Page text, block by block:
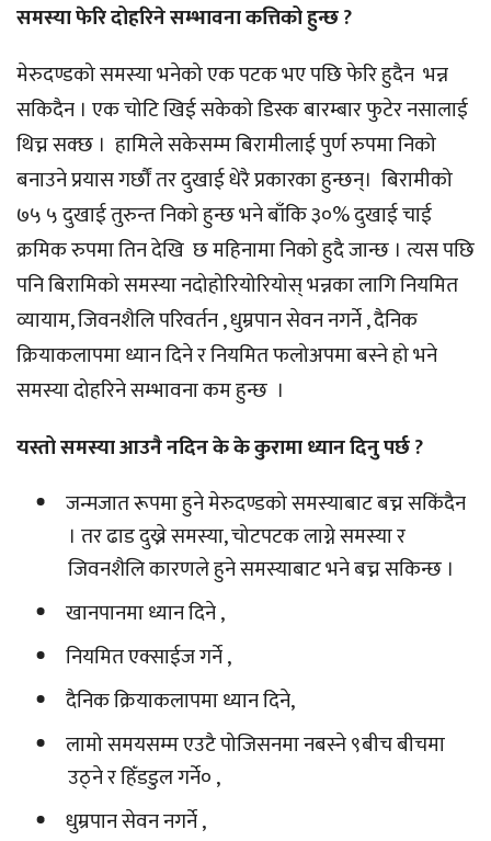
समस्या फेरि दोहरिने सम्भावना कत्तिको हुन्छ ?
मेरुदण्डको समस्या भनेको एक पटक भए पछि फेरि हुदैन भन्न
सकिदैन । एक चोटि खिई सकेको डिस्क बारम्बार फुटेर नसालाई
थिच्न सक्छ । हामिले सकेसम्म बिरामीलाई पुर्ण रुपमा निको
बनाउने प्रयास गर्छौं तर दुखाई धेरै प्रकारका हुन्छन्। बिरामीको
७५ ५ दुखाई तुरुन्त निको हुन्छ भने बाँकि ३०% दुखाई चाई
क्रमिक रुपमा तिन देखि छ महिनामा निको हुदै जान्छ । त्यस पछि
पनि बिरामिको समस्या नदोहोरियोरियोस् भन्नका लागि नियमित
व्यायाम, जिवनशैलि परिवर्तन , धुम्रपान सेवन नगर्ने , दैनिक
क्रियाकलापमा ध्यान दिने र नियमित फलोअपमा बस्ने हो भने
समस्या दोहरिने सम्भावना कम हुन्छ ।
यस्तो समस्या आउनै नदिन के के कुरामा ध्यान दिनु पर्छ ?
जन्मजात रूपमा हुने मेरुदण्डको समस्याबाट बच्न सकिंदैन
। तर ढाड दुख्ने समस्या, चोटपटक लाग्ने समस्या र
जिवनशैलि कारणले हुने समस्याबाट भने बच्न सकिन्छ ।
खानपानमा ध्यान दिने ,
नियमित एक्साईज गर्ने ,
दैनिक क्रियाकलापमा ध्यान दिने,
लामो समयसम्म एउटै पोजिसनमा नबस्ने ९बीच बीचमा
उठ्ने र हिँडडुल गर्ने० ,
धुम्रपान सेवन नगर्ने ,